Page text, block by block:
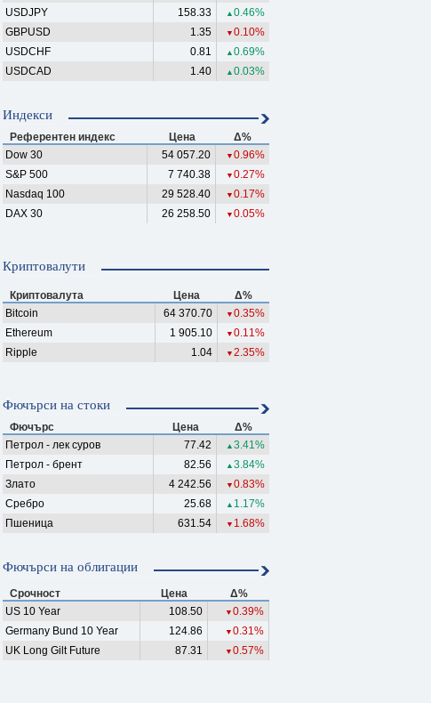
USDJPY
158.33 ▲ 0.46%
GBPUSD
1.35 ▼ 0.10%
USDCHF
0.81 ▲ 0.69%
USDCAD
1.40 ▲ 0.03%
Индекси
Референтен индекс Цена
Δ%
Dow 30
54 057.20 ▼ 0.96%
S&P 500
7 740.38 ▼ 0.27%
Nasdaq 100
29 528.40 ▼ 0.17%
DAX 30
26 258.50 ▼ 0.05%
Криптовалути
Криптовалута Цена
Δ%
Bitcoin
64 370.70 ▼ 0.35%
Ethereum
1 905.10 ▼ 0.11%
Ripple
1.04 ▼ 2.35%
Фючърси на стоки
Фючърс Цена
Δ%
Петрол - лек суров
77.42 ▲ 3.41%
Петрол - брент
82.56 ▲ 3.84%
Злато
4 242.56 ▼ 0.83%
Сребро
25.68 ▲ 1.17%
Пшеница
631.54 ▼ 1.68%
Фючърси на облигации
Срочност Цена
Δ%
US 10 Year
108.50 ▼ 0.39%
Germany Bund 10 Year
124.86 ▼ 0.31%
UK Long Gilt Future
87.31 ▼ 0.57%